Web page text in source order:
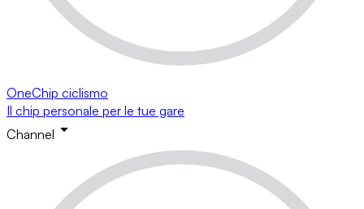
OneChip ciclismo
Il chip personale per le tue gare
Channel